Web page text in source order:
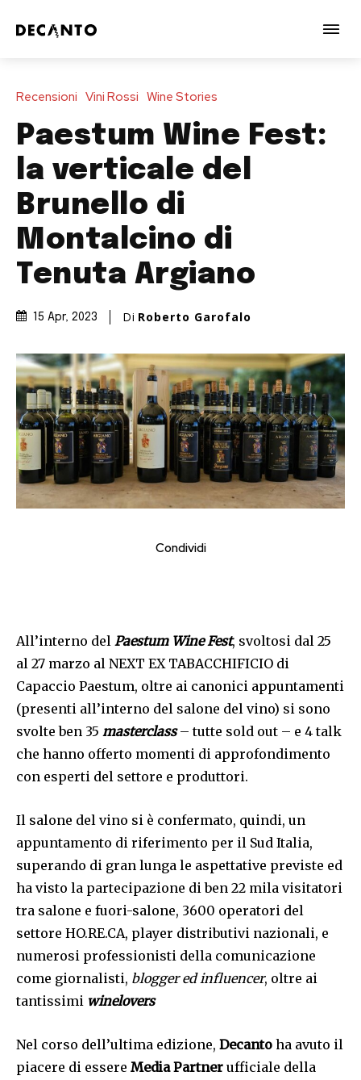
Recensioni Vini Rossi Wine Stories
Paestum Wine Fest:
la verticale del
Brunello di
Montalcino di
Tenuta Argiano
15 Apr, 2023 Di Roberto Garofalo
Condividi
All’interno del Paestum Wine Fest, svoltosi dal 25
al 27 marzo al NEXT EX TABACCHIFICIO di
Capaccio Paestum, oltre ai canonici appuntamenti
(presenti all’interno del salone del vino) si sono
svolte ben 35 masterclass– tutte sold out – e 4 talk
che hanno offerto momenti di approfondimento
con esperti del settore e produttori.
Il salone del vino si è confermato, quindi, un
appuntamento di riferimento per il Sud Italia,
superando di gran lunga le aspettative previste ed
ha visto la partecipazione di ben 22 mila visitatori
tra salone e fuori-salone, 3600 operatori del
settore HO.RE.CA, player distributivi nazionali, e
numerosi professionisti della comunicazione
come giornalisti, blogger ed influencer, oltre ai
tantissimi winelovers
Nel corso dell’ultima edizione, Decanto ha avuto il
piacere di essere Media Partner ufficiale della